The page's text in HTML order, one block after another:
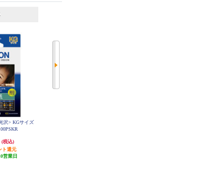
沢> KGサイズ
(税込)
ト還元
営業日